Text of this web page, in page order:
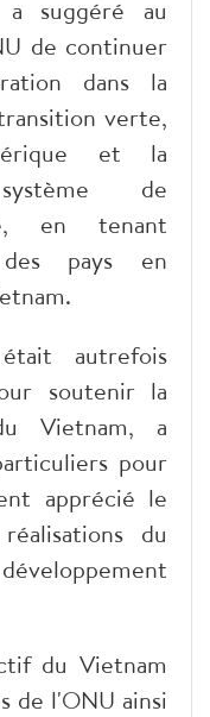
suggéré au
de continuer
dans la
verte,
et la
de
en tenant
pays en
autrefois
soutenir la
Vietnam, a
pour
apprécié le
du
du Vietnam
de l'ONU ainsi